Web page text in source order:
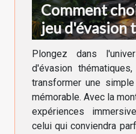
Comment
jeu d'évasion
pour votre
aventure
Plongez dans
d'évasion
transformer une
mémorable. Avec la
expériences
celui qui conviendra